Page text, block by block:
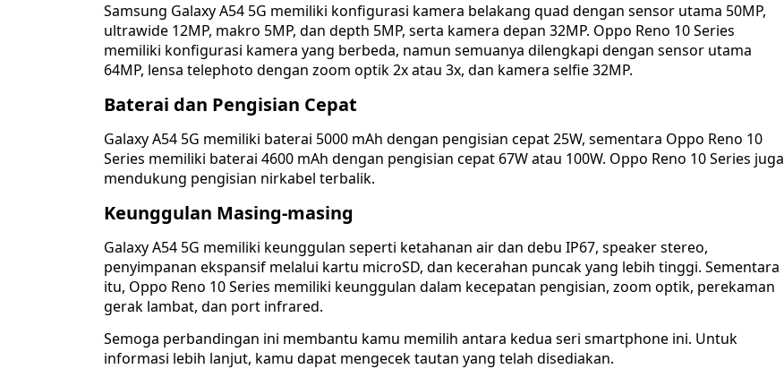
Samsung Galaxy A54 5G memiliki konfigurasi kamera belakang quad dengan sensor utama 50MP,
ultrawide 12MP, makro 5MP, dan depth 5MP, serta kamera depan 32MP. Oppo Reno 10 Series
memiliki konfigurasi kamera yang berbeda, namun semuanya dilengkapi dengan sensor utama
64MP, lensa telephoto dengan zoom optik 2x atau 3x, dan kamera selfie 32MP.
Baterai dan Pengisian Cepat
Galaxy A54 5G memiliki baterai 5000 mAh dengan pengisian cepat 25W, sementara Oppo Reno 10
Series memiliki baterai 4600 mAh dengan pengisian cepat 67W atau 100W. Oppo Reno 10 Series juga
mendukung pengisian nirkabel terbalik.
Keunggulan Masing-masing
Galaxy A54 5G memiliki keunggulan seperti ketahanan air dan debu IP67, speaker stereo,
penyimpanan ekspansif melalui kartu microSD, dan kecerahan puncak yang lebih tinggi. Sementara
itu, Oppo Reno 10 Series memiliki keunggulan dalam kecepatan pengisian, zoom optik, perekaman
gerak lambat, dan port infrared.
Semoga perbandingan ini membantu kamu memilih antara kedua seri smartphone ini. Untuk
informasi lebih lanjut, kamu dapat mengecek tautan yang telah disediakan.